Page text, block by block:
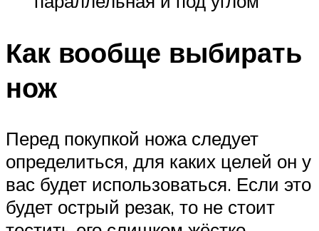
Как вообще выбирать
нож
Перед покупкой ножа следует
определиться, для каких целей он у
вас будет использоваться. Если это
будет острый резак, то не стоит